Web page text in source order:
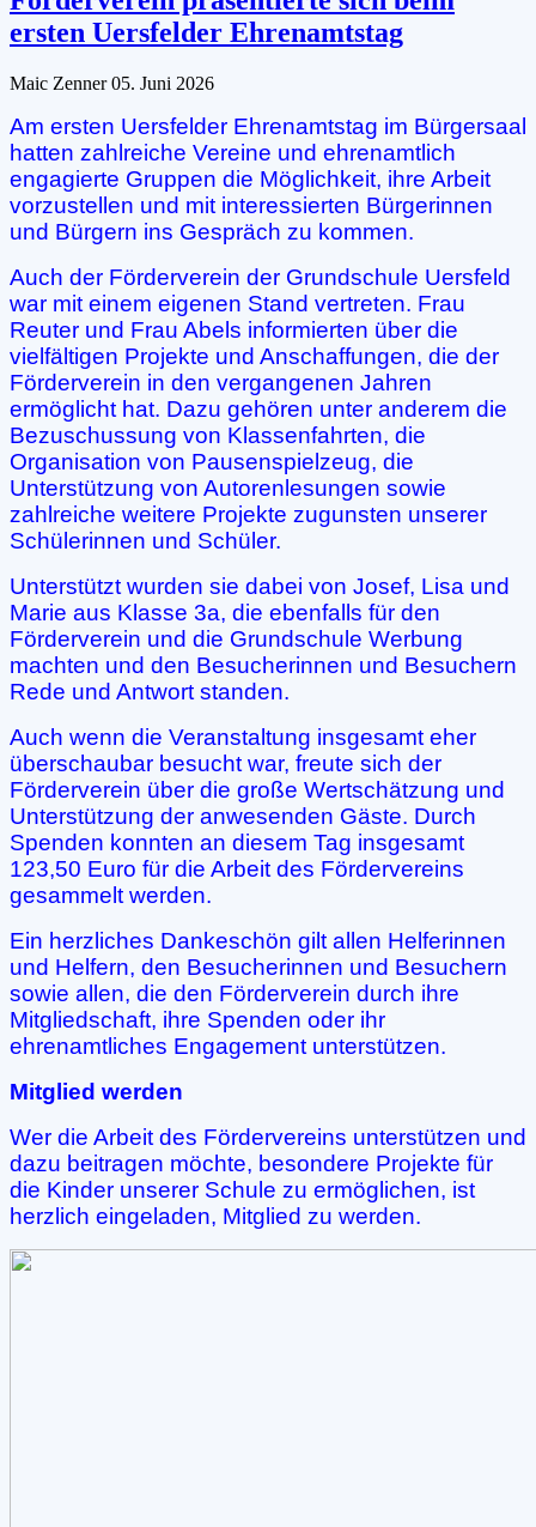
ersten Uersfelder Ehrenamtstag
Maic Zenner 05. Juni 2026
Am ersten Uersfelder Ehrenamtstag im Bürgersaal
hatten zahlreiche Vereine und ehrenamtlich
engagierte Gruppen die Möglichkeit, ihre Arbeit
vorzustellen und mit interessierten Bürgerinnen
und Bürgern ins Gespräch zu kommen.
Auch der Förderverein der Grundschule Uersfeld
war mit einem eigenen Stand vertreten. Frau
Reuter und Frau Abels informierten über die
vielfältigen Projekte und Anschaffungen, die der
Förderverein in den vergangenen Jahren
ermöglicht hat. Dazu gehören unter anderem die
Bezuschussung von Klassenfahrten, die
Organisation von Pausenspielzeug, die
Unterstützung von Autorenlesungen sowie
zahlreiche weitere Projekte zugunsten unserer
Schülerinnen und Schüler.
Unterstützt wurden sie dabei von Josef, Lisa und
Marie aus Klasse 3a, die ebenfalls für den
Förderverein und die Grundschule Werbung
machten und den Besucherinnen und Besuchern
Rede und Antwort standen.
Auch wenn die Veranstaltung insgesamt eher
überschaubar besucht war, freute sich der
Förderverein über die große Wertschätzung und
Unterstützung der anwesenden Gäste. Durch
Spenden konnten an diesem Tag insgesamt
123,50 Euro für die Arbeit des Fördervereins
gesammelt werden.
Ein herzliches Dankeschön gilt allen Helferinnen
und Helfern, den Besucherinnen und Besuchern
sowie allen, die den Förderverein durch ihre
Mitgliedschaft, ihre Spenden oder ihr
ehrenamtliches Engagement unterstützen.
Mitglied werden
Wer die Arbeit des Fördervereins unterstützen und
dazu beitragen möchte, besondere Projekte für
die Kinder unserer Schule zu ermöglichen, ist
herzlich eingeladen, Mitglied zu werden.